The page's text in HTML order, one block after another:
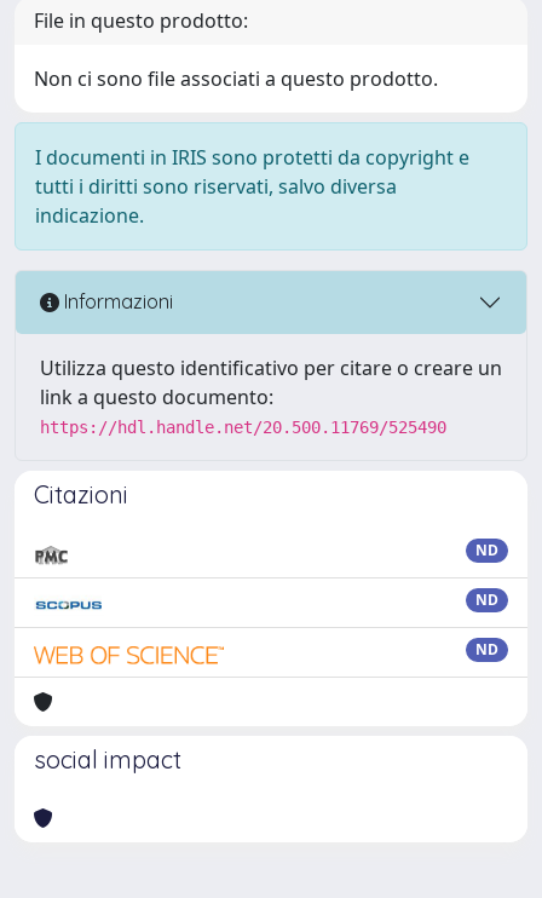
File in questo prodotto:
Non ci sono file associati a questo prodotto.
I documenti in IRIS sono protetti da copyright e
tutti i diritti sono riservati, salvo diversa
indicazione.
Informazioni
Utilizza questo identificativo per citare o creare un
link a questo documento:
https://hdl.handle.net/20.500.11769/525490
Citazioni
ND
ND
ND
social impact